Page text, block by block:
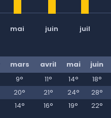
mai juin juil
mars avril mai juin
9° 11° 14° 18°
20° 21° 24° 28°
14° 16° 19° 22°